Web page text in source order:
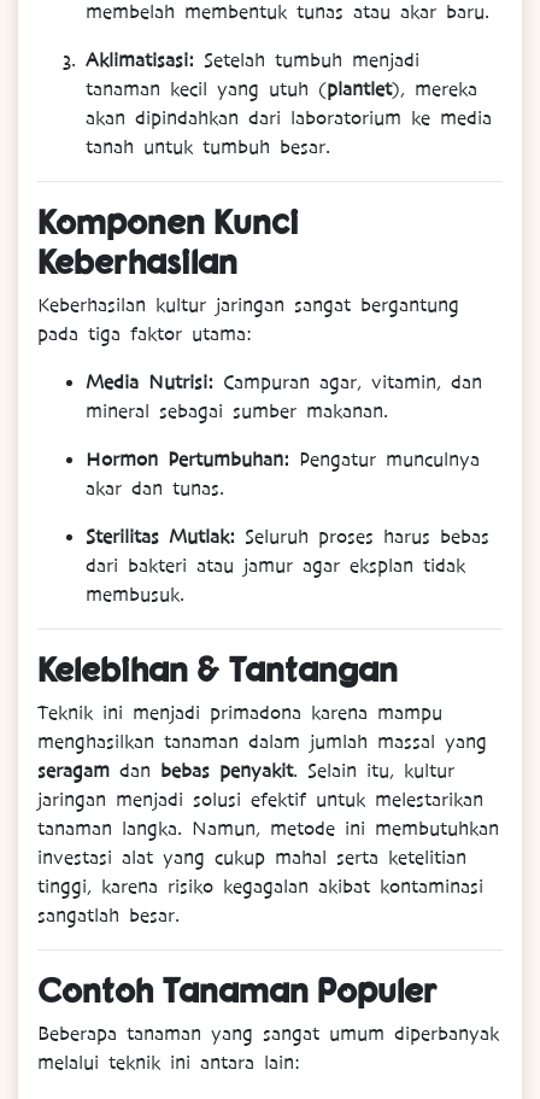
membelah membentuk tunas atau akar baru.
Aklimatisasi: Setelah tumbuh menjadi
tanaman kecil yang utuh (plantlet), mereka
akan dipindahkan dari laboratorium ke media
tanah untuk tumbuh besar.
Komponen Kunci
Keberhasilan
Keberhasilan kultur jaringan sangat bergantung
pada tiga faktor utama:
Media Nutrisi: Campuran agar, vitamin, dan
mineral sebagai sumber makanan.
Hormon Pertumbuhan: Pengatur munculnya
akar dan tunas.
Sterilitas Mutlak: Seluruh proses harus bebas
dari bakteri atau jamur agar eksplan tidak
membusuk.
Kelebihan & Tantangan
Teknik ini menjadi primadona karena mampu
menghasilkan tanaman dalam jumlah massal yang
seragam dan bebas penyakit. Selain itu, kultur
jaringan menjadi solusi efektif untuk melestarikan
tanaman langka. Namun, metode ini membutuhkan
investasi alat yang cukup mahal serta ketelitian
tinggi, karena risiko kegagalan akibat kontaminasi
sangatlah besar.
Contoh Tanaman Populer
Beberapa tanaman yang sangat umum diperbanyak
melalui teknik ini antara lain: